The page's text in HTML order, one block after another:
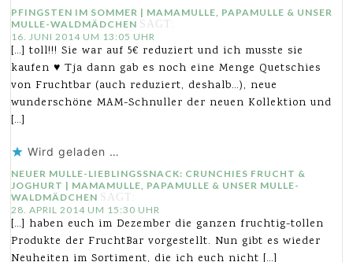
PFINGSTEN IM SOMMER | MAMAMULLE, PAPAMULLE & UNSER
MULLE-WALDMÄDCHEN SAGT:
16. JUNI 2014 UM 13:05 UHR
[…] toll!!! Sie war auf 5€ reduziert und ich musste sie
kaufen ♥ Tja dann gab es noch eine Menge Quetschies
von Fruchtbar (auch reduziert, deshalb…), neue
wunderschöne MAM-Schnuller der neuen Kollektion und
[…]
Wird geladen …
NEUER MULLE-LIEBLINGSSNACK: CRUNCHIES FRUCHT &
JOGHURT | MAMAMULLE, PAPAMULLE & UNSER MULLE-
WALDMÄDCHEN SAGT:
28. APRIL 2014 UM 15:30 UHR
[…] haben euch im Dezember die ganzen fruchtig-tollen
Produkte der FruchtBar vorgestellt. Nun gibt es wieder